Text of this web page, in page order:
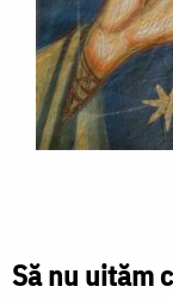
Să nu uităm